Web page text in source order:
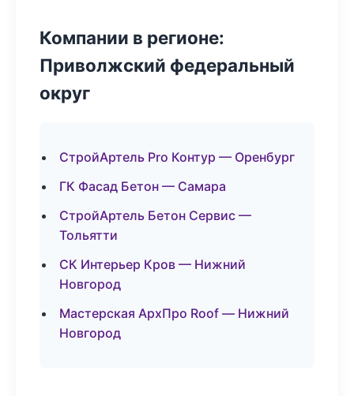
Компании в регионе:
Приволжский федеральный
округ
СтройАртель Pro Контур — Оренбург
ГК Фасад Бетон — Самара
СтройАртель Бетон Сервис —
Тольятти
СК Интерьер Кров — Нижний
Новгород
Мастерская АрхПро Roof — Нижний
Новгород